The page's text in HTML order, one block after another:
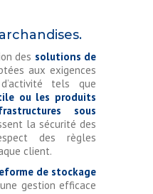
des solutions de
aux exigences
tels que
ou les produits
sous
la sécurité des
des règles
client.
de stockage
gestion efficace